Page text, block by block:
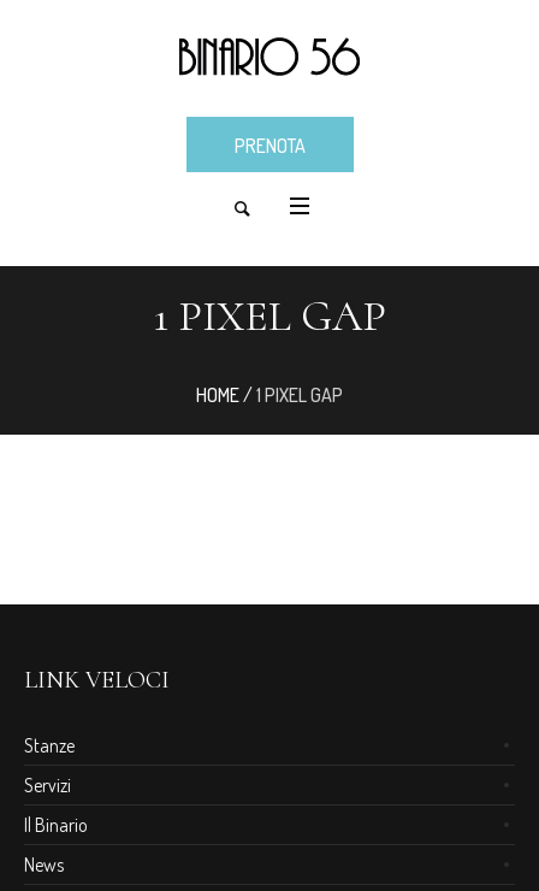
PRENOTA
1 PIXEL GAP
HOME/1 PIXEL GAP
LINK VELOCI
Stanze
Servizi
Il Binario
News